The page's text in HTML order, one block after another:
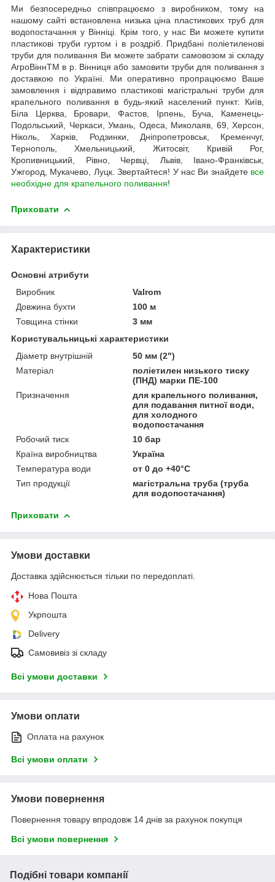
Ми безпосередньо співпрацюємо з виробником, тому на
нашому сайті встановлена низька ціна пластикових труб для
водопостачання у Вінніці. Крім того, у нас Ви можете купити
пластикові труби гуртом і в роздріб. Придбані поліетиленові
труби для поливання Ви можете забрати самовозом зі складу
АгроВіннTM в р. Вінниця або замовити труби для поливання з
доставкою по Україні. Ми оперативно пропрацюємо Ваше
замовлення і відправимо пластикові магістральні труби для
крапельного поливання в будь-який населений пункт: Київ,
Біла Церква, Бровари, Фастов, Ірпень, Буча, Каменець-
Подольський, Черкаси, Умань, Одеса, Миколаяв, 69, Херсон,
Ніколь, Харків, Родзинки, Дніпропетровськ, Кременчуг,
Тернополь, Хмельницький, Житосвіт, Кривій Рог,
Кропивницький, Рівно, Червці, Львів, Івано-Франківськ,
Ужгород, Мукачево, Луцк. Звертайтеся! У нас Ви знайдете все
необхідне для крапельного поливання!
Приховати
Характеристики
Основні атрибути
Виробник
Valrom
Довжина бухти
100 м
Товщина стінки
3 мм
Користувальницькі характеристики
Діаметр внутрішній
50 мм (2")
Матеріал
поліетилен низького тиску
(ПНД) марки ПЕ-100
Призначення
для крапельного поливання,
для подавання питної води,
для холодного
водопостачання
Робочий тиск
10 бар
Країна виробництва
Україна
Температура води
от 0 до +40°C
Тип продукції
магістральна труба (труба
для водопостачання)
Приховати
Умови доставки
Доставка здійснюється тільки по передоплаті.
Нова Пошта
Укрпошта
Delivery
Самовивіз зі складу
Всі умови доставки
Умови оплати
Оплата на рахунок
Всі умови оплати
Умови повернення
Повернення товару впродовж 14 днів за рахунок покупця
Всі умови повернення
Подібні товари компанії